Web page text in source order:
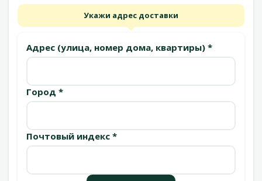
Укажи адрес доставки
Адрес (улица, номер дома, квартиры) *
Город *
Почтовый индекс *